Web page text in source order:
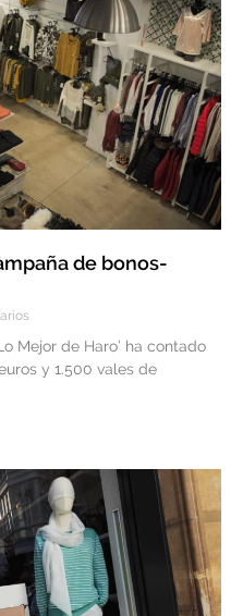
de bonos-
Mejor de Haro’ ha contado
y 1.500 vales de